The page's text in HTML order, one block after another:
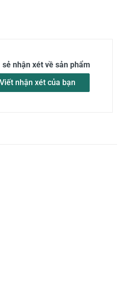
sẻ nhận xét về sản phẩm
Viết nhận xét của bạn